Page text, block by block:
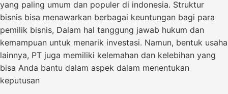
yang paling umum dan populer di indonesia. Struktur
bisnis bisa menawarkan berbagai keuntungan bagi para
pemilik bisnis, Dalam hal tanggung jawab hukum dan
kemampuan untuk menarik investasi. Namun, bentuk usaha
lainnya, PT juga memiliki kelemahan dan kelebihan yang
bisa Anda bantu dalam aspek dalam menentukan
keputusan